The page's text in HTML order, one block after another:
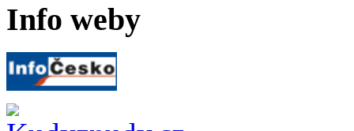
Info weby